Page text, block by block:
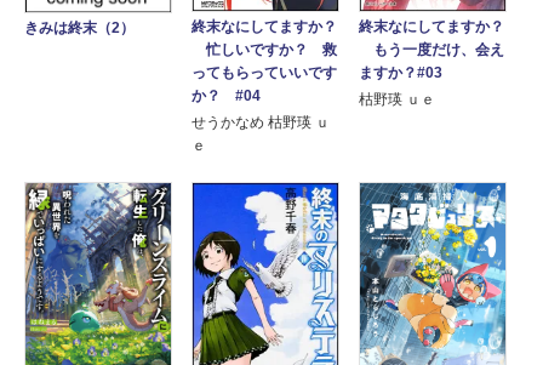
きみは終末（2）
終末なにしてますか？
忙しいですか？ 救
ってもらっていいです
か？ #04
せうかなめ 枯野瑛 ｕ
ｅ
終末なにしてますか？
もう一度だけ、会え
ますか？#03
枯野瑛 ｕｅ